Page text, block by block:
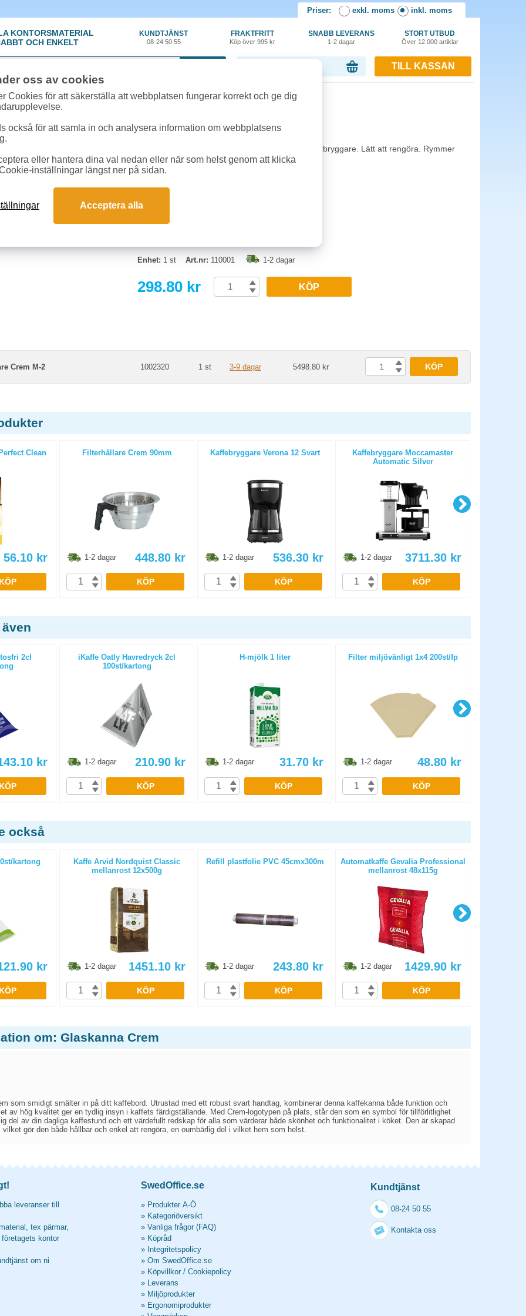
Priser: exkl. moms inkl. moms
KONTORSMATERIAL
OCH ENKELT
KUNDTJÄNST
08-24 50 55
FRAKTFRITT
Köp över 995 kr
SNABB LEVERANS
1-2 dagar
STORT UTBUD
Över 12.000 artiklar
TILL KASSAN
»Kaffebryggare »Glaskanna Crem
Glaskanna Crem
Extra glaskanna till Crem (tidigare Coffee Queen) bryggare. Lätt att rengöra. Rymmer
1,8 liter.
Begränsad returrätt
Enhet: 1 st Art.nr: 110001 1-2 dagar
298.80 kr KÖP
Crem M-2 1002320 1 st 3-9 dagar 5498.80 kr KÖP
Clean
56.10 kr
KÖP
Filterhållare Crem 90mm
1-2 dagar 448.80 kr
KÖP
Kaffebryggare Verona 12 Svart
1-2 dagar 536.30 kr
KÖP
Kaffebryggare Moccamaster
Automatic Silver
1-2 dagar 3711.30 kr
KÖP
2cl
kr
KÖP
iKaffe Oatly Havredryck 2cl
100st/kartong
1-2 dagar 210.90 kr
KÖP
H-mjölk 1 liter
1-2 dagar 31.70 kr
KÖP
Filter miljövänligt 1x4 200st/fp
1-2 dagar 48.80 kr
KÖP
också
kartong
kr
KÖP
Kaffe Arvid Nordquist Classic
mellanrost 12x500g
1-2 dagar 1451.10 kr
KÖP
Refill plastfolie PVC 45cmx300m
1-2 dagar 243.80 kr
KÖP
Automatkaffe Gevalia Professional
mellanrost 48x115g
1-2 dagar 1429.90 kr
KÖP
om: Glaskanna Crem
som smidigt smälter in på ditt kaffebord. Utrustad med ett robust svart handtag, kombinerar denna kaffekanna både funktion och
av hög kvalitet ger en tydlig insyn i kaffets färdigställande. Med Crem-logotypen på plats, står den som en symbol för tillförlitlighet
del av din dagliga kaffestund och ett värdefullt redskap för alla som värderar både skönhet och funktionalitet i köket. Den är skapad
vilket gör den både hållbar och enkel att rengöra, en oumbärlig del i vilket hem som helst.
leveranser till
tex pärmar,
kontor
om ni
SwedOffice.se
» Produkter A-Ö
» Kategoriöversikt
» Vanliga frågor (FAQ)
» Köpråd
» Integritetspolicy
» Om SwedOffice.se
» Köpvillkor / Cookiepolicy
» Leverans
» Miljöprodukter
» Ergonomiprodukter
Kundtjänst
08-24 50 55
Kontakta oss
oss av cookies
Cookies för att säkerställa att webbplatsen fungerar korrekt och ge dig
också för att samla in och analysera information om webbplatsens
eller hantera dina val nedan eller när som helst genom att klicka
inställningar längst ner på sidan.
Acceptera alla